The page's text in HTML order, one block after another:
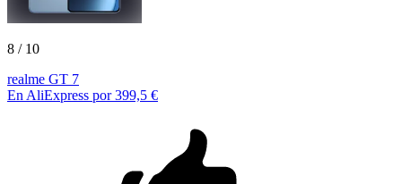
8 / 10
realme GT 7
En AliExpress por 399,5 €